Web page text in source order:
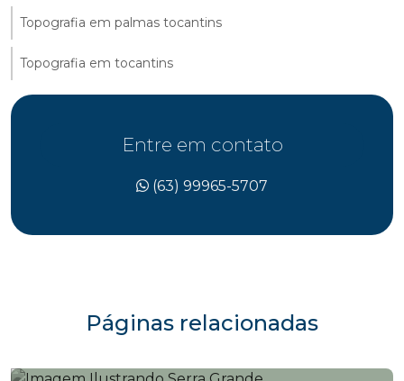
Topografia em palmas tocantins
Topografia em tocantins
Entre em contato
(63) 99965-5707
Páginas relacionadas